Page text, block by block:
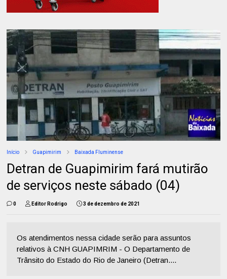
Início Guapimirim Baixada Fluminense
Detran de Guapimirim fará mutirão
de serviços neste sábado (04)
0 Editor Rodrigo 3 de dezembro de 2021
Os atendimentos nessa cidade serão para assuntos
relativos à CNH GUAPIMRIM - O Departamento de
Trânsito do Estado do Rio de Janeiro (Detran....